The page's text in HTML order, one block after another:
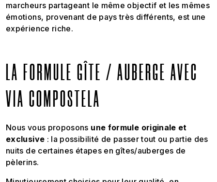
marcheurs partageant le même objectif et les mêmes
émotions, provenant de pays très différents, est une
expérience riche.
LA FORMULE GÎTE / AUBERGE AVEC
VIA COMPOSTELA
Nous vous proposons une formule originale et
exclusive : la possibilité de passer tout ou partie des
nuits de certaines étapes en gîtes/auberges de
pèlerins.